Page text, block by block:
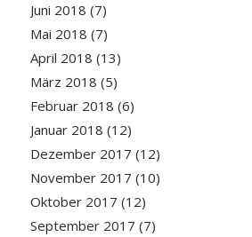
Juni 2018 (7)
Mai 2018 (7)
April 2018 (13)
März 2018 (5)
Februar 2018 (6)
Januar 2018 (12)
Dezember 2017 (12)
November 2017 (10)
Oktober 2017 (12)
September 2017 (7)